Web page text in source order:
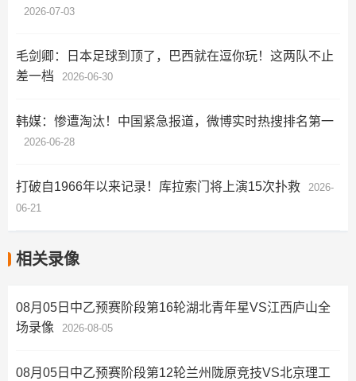
2026-07-03
毛剑卿：日本足球到顶了，巴西就在逗你玩！这两队不止
差一档
2026-06-30
韩媒：惨遭淘汰！中国紧急报道，微博实时热搜排名第一
2026-06-28
打破自1966年以来记录！库拉索门将上演15次扑救
2026-
06-21
相关录像
08月05日中乙预赛阶段第16轮湖北青年星VS江西庐山全
场录像
2026-08-05
08月05日中乙预赛阶段第12轮兰州陇原竞技VS北京理工